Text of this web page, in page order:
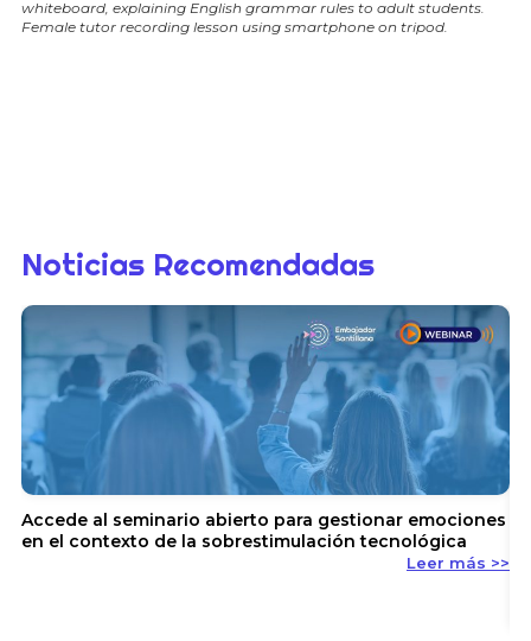
whiteboard, explaining English grammar rules to adult students.
Female tutor recording lesson using smartphone on tripod.
Noticias Recomendadas
Accede al seminario abierto para gestionar emociones
en el contexto de la sobrestimulación tecnológica
Leer más >>